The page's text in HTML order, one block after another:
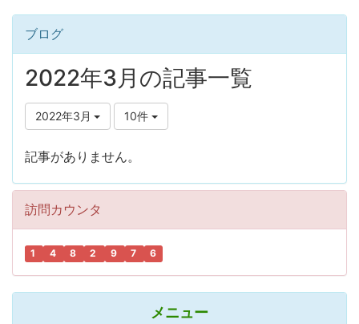
ブログ
2022年3月の記事一覧
2022年3月 10件
記事がありません。
訪問カウンタ
1 4 8 2 9 7 6
メニュー